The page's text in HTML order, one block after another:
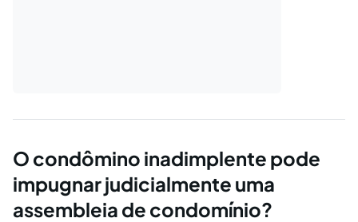
O condômino inadimplente pode
impugnar judicialmente uma
assembleia de condomínio?